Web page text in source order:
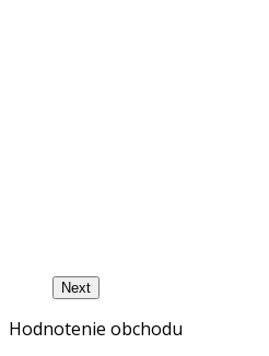
Next
Hodnotenie obchodu